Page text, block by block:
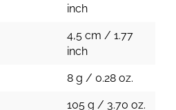
inch
4,5 cm / 1.77
inch
8 g / 0.28 oz.
105 g / 3.70 oz.